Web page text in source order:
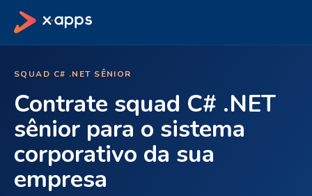
SQUAD C# .NET SÊNIOR
Contrate squad C# .NET
sênior para o sistema
corporativo da sua
empresa